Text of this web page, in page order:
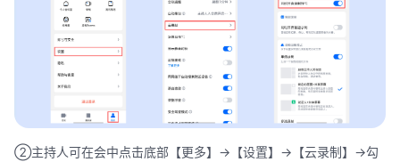
②主持人可在会中点击底部【更多】->【设置】->【云录制】->勾